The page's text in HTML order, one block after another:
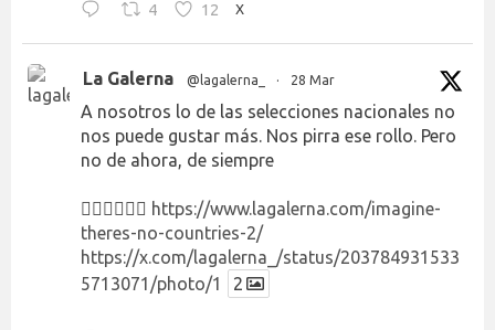
4 12 X
La Galerna @lagalerna_ · 28 Mar
A nosotros lo de las selecciones nacionales no
nos puede gustar más. Nos pirra ese rollo. Pero
no de ahora, de siempre
👉🏻👉🏻👉🏻 https://www.lagalerna.com/imagine-
theres-no-countries-2/
https://x.com/lagalerna_/status/203784931533
5713071/photo/1
2